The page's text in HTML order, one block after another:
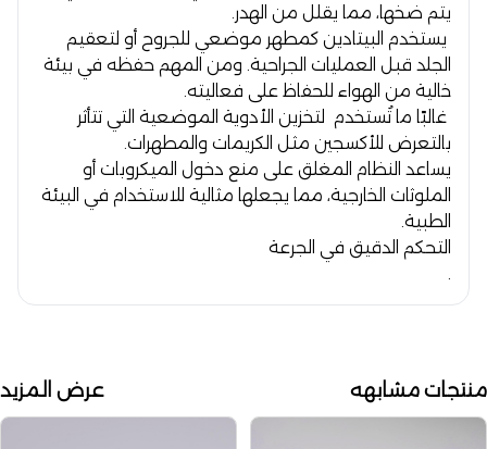
يتم ضخها، مما يقلل من الهدر.
يستخدم البيتادين كمطهر موضعي للجروح أو لتعقيم
الجلد قبل العمليات الجراحية. ومن المهم حفظه في بيئة
خالية من الهواء للحفاظ على فعاليته.
غالبًا ما تُستخدم لتخزين الأدوية الموضعية التي تتأثر
بالتعرض للأكسجين مثل الكريمات والمطهرات.
يساعد النظام المغلق على منع دخول الميكروبات أو
الملوثات الخارجية، مما يجعلها مثالية للاستخدام في البيئة
الطبية.
التحكم الدقيق في الجرعة
منتجات مشابهه عرض المزيد